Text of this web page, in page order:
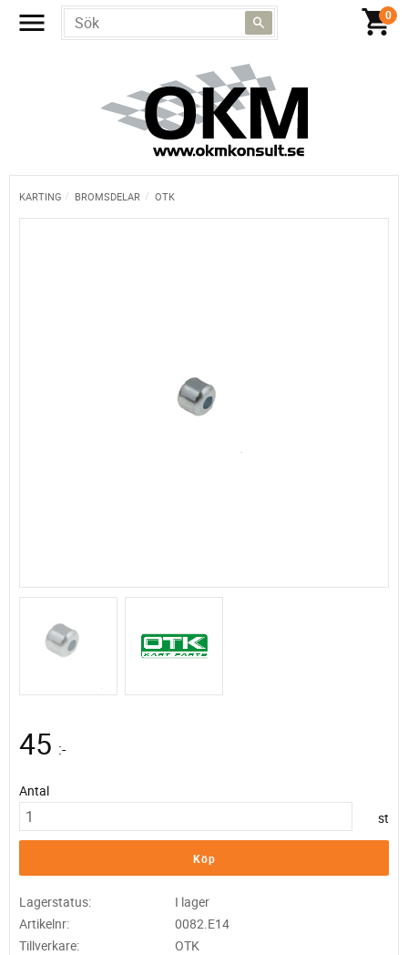
KARTING BROMSDELAR OTK
45 :-
Antal
st
Köp
Lagerstatus
I lager
Artikelnr
0082.E14
Tillverkare
OTK